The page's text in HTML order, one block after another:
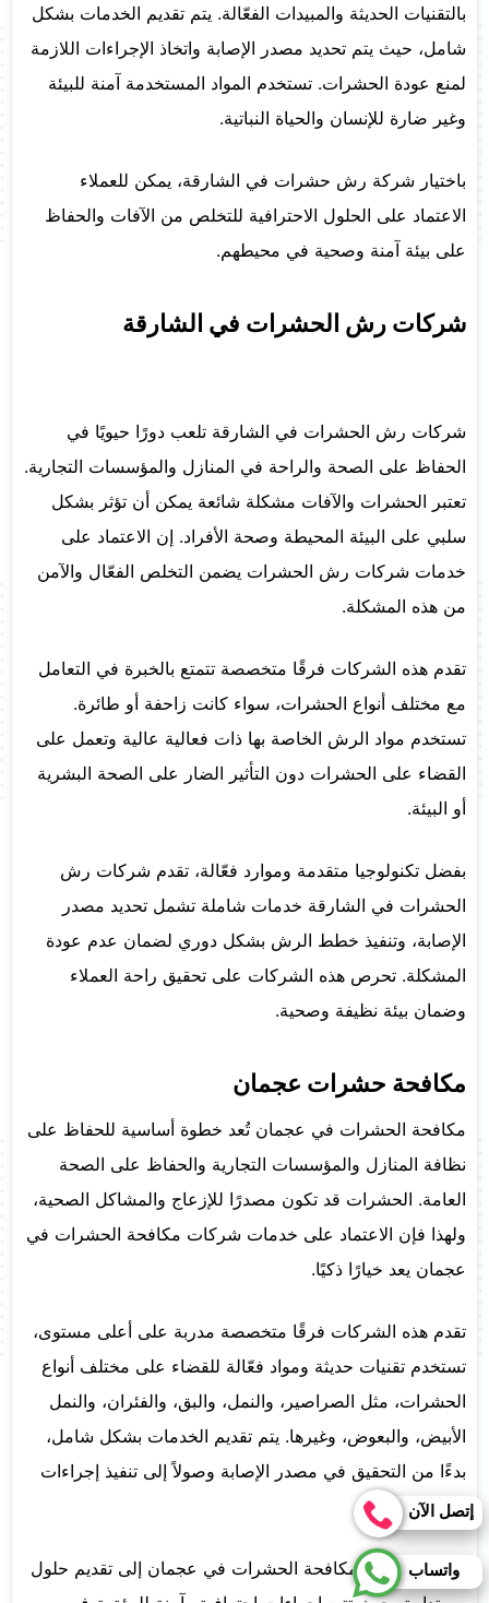
بالتقنيات الحديثة والمبيدات الفعّالة. يتم تقديم الخدمات بشكل
شامل، حيث يتم تحديد مصدر الإصابة واتخاذ الإجراءات اللازمة
لمنع عودة الحشرات. تستخدم المواد المستخدمة آمنة للبيئة
وغير ضارة للإنسان والحياة النباتية.
باختيار شركة رش حشرات في الشارقة، يمكن للعملاء
الاعتماد على الحلول الاحترافية للتخلص من الآفات والحفاظ
على بيئة آمنة وصحية في محيطهم.
شركات رش الحشرات في الشارقة
شركات رش الحشرات في الشارقة تلعب دورًا حيويًا في
الحفاظ على الصحة والراحة في المنازل والمؤسسات التجارية.
تعتبر الحشرات والآفات مشكلة شائعة يمكن أن تؤثر بشكل
سلبي على البيئة المحيطة وصحة الأفراد. إن الاعتماد على
خدمات شركات رش الحشرات يضمن التخلص الفعّال والآمن
من هذه المشكلة.
تقدم هذه الشركات فرقًا متخصصة تتمتع بالخبرة في التعامل
مع مختلف أنواع الحشرات، سواء كانت زاحفة أو طائرة.
تستخدم مواد الرش الخاصة بها ذات فعالية عالية وتعمل على
القضاء على الحشرات دون التأثير الضار على الصحة البشرية
أو البيئة.
بفضل تكنولوجيا متقدمة وموارد فعّالة، تقدم شركات رش
الحشرات في الشارقة خدمات شاملة تشمل تحديد مصدر
الإصابة، وتنفيذ خطط الرش بشكل دوري لضمان عدم عودة
المشكلة. تحرص هذه الشركات على تحقيق راحة العملاء
وضمان بيئة نظيفة وصحية.
مكافحة حشرات عجمان
مكافحة الحشرات في عجمان تُعد خطوة أساسية للحفاظ على
نظافة المنازل والمؤسسات التجارية والحفاظ على الصحة
العامة. الحشرات قد تكون مصدرًا للإزعاج والمشاكل الصحية،
ولهذا فإن الاعتماد على خدمات شركات مكافحة الحشرات في
عجمان يعد خيارًا ذكيًا.
تقدم هذه الشركات فرقًا متخصصة مدربة على أعلى مستوى،
تستخدم تقنيات حديثة ومواد فعّالة للقضاء على مختلف أنواع
الحشرات، مثل الصراصير، والنمل، والبق، والفئران، والنمل
الأبيض، والبعوض، وغيرها. يتم تقديم الخدمات بشكل شامل،
بدءًا من التحقيق في مصدر الإصابة وصولاً إلى تنفيذ إجراءات
الرش اللازمة.
تسعى شركات مكافحة الحشرات في عجمان إلى تقديم حلول
واتساب
إتصل الآن